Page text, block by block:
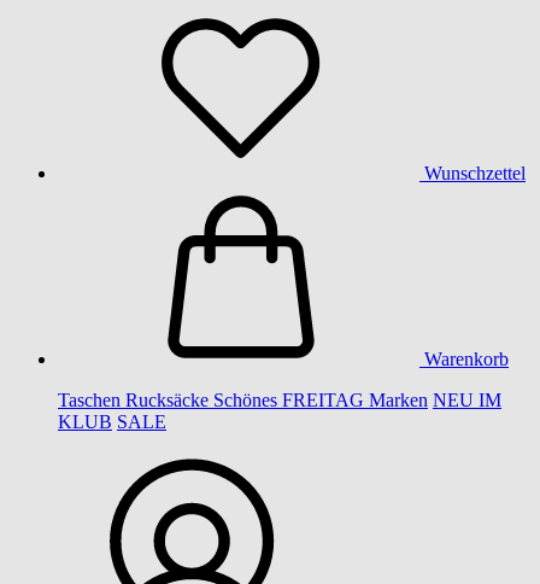
Wunschzettel
Warenkorb
Taschen Rucksäcke Schönes FREITAG Marken NEU IM
KLUB SALE